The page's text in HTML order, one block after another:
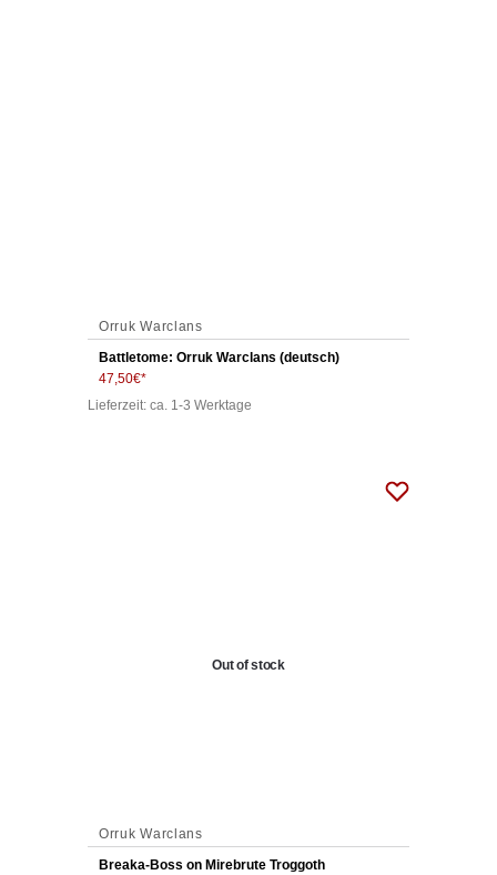
Orruk Warclans
Battletome: Orruk Warclans (deutsch)
47,50€
Lieferzeit: ca. 1-3 Werktage
Out of stock
Orruk Warclans
Breaka-Boss on Mirebrute Troggoth